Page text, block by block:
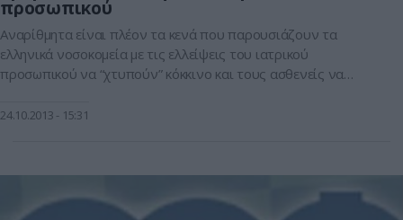
προσωπικού
Αναρίθμητα είναι πλέον τα κενά που παρουσιάζουν τα
ελληνικά νοσοκομεία με τις ελλείψεις του ιατρικού
προσωπικού να “χτυπούν” κόκκινο και τους ασθενείς να
νοσοκομειακών γιατρών και Άδωνι Γεωργιάδη κορυφώνεται.
24.10.2013 15:31